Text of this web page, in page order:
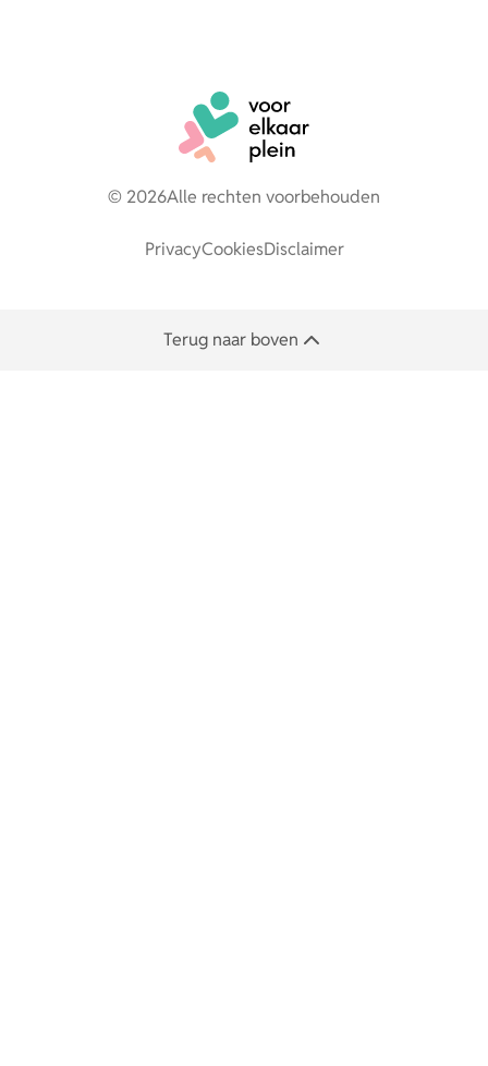
© 2026Alle rechten voorbehouden
PrivacyCookiesDisclaimer
Terug naar boven